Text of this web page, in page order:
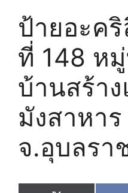
ป้ายอะค
ที่ 148 ห
บ้านสร้า
มังสาหาร
จ.อุบลรา